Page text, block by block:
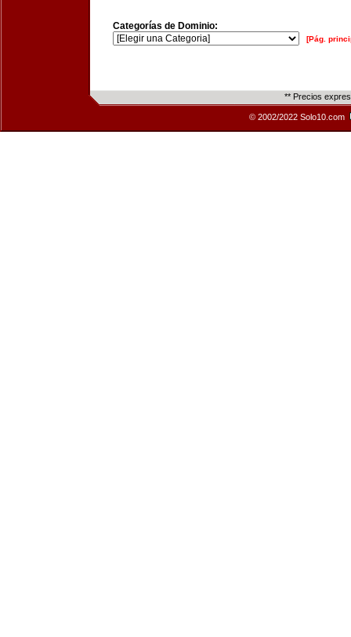
Categorías de Dominio:
[Pág.
** Precios
© 2002/2022 Solo10.com